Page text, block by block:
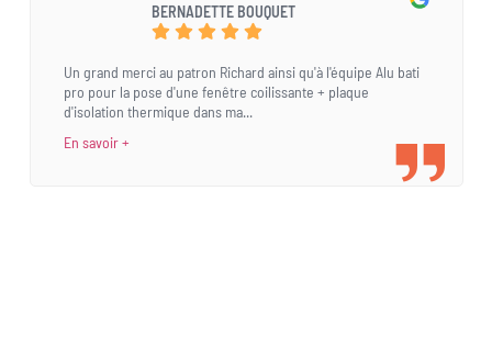
BERNADETTE BOUQUET
Un grand merci au patron Richard ainsi qu'à l'équipe Alu bati
pro pour la pose d'une fenêtre coilissante + plaque
d'isolation thermique dans ma...
En savoir +